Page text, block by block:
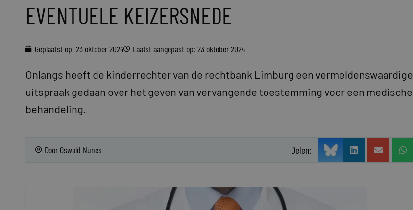
EVENTUELE KEIZERSNEDE
Geplaatst op: 23 oktober 2024 Laatst aangepast op: 23 oktober 2024
Onlangs heeft de kinderrechter van de rechtbank Limburg een vermeldenswaardige
uitspraak gedaan over het geven van vervangende toestemming voor een medische
behandeling.
Door Oswald Nunes Delen: